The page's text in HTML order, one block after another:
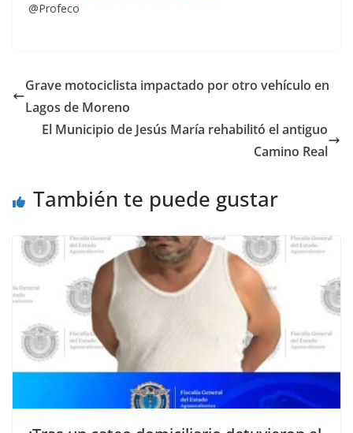
@Profeco
Grave motociclista impactado por otro vehículo en
Lagos de Moreno
El Municipio de Jesús María rehabilitó el antiguo
Camino Real
También te puede gustar